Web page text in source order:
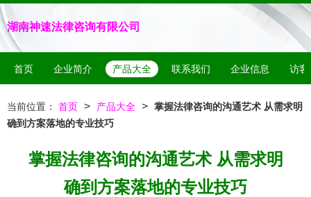
湖南神速法律咨询有限公司
首页 企业简介 产品大全 联系我们 企业信息 访客
当前位置： 首页 > 产品大全 > 掌握法律咨询的沟通艺术 从需求明
确到方案落地的专业技巧
掌握法律咨询的沟通艺术 从需求明
确到方案落地的专业技巧